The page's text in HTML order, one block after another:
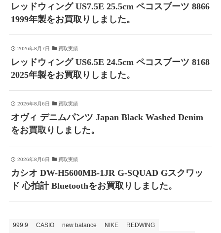
レッドウィング US7.5E 25.5cm ペコスブーツ 8866
1999年製をお買取りしました。
2026年8月7日 買取実績
レッドウィング US6.5E 24.5cm ペコスブーツ 8168
2025年製をお買取りしました。
2026年8月6日 買取実績
オヴィ デニムパンツ Japan Black Washed Denim
をお買取りしました。
2026年8月6日 買取実績
カシオ DW-H5600MB-1JR G-SQUAD Gスクワッ
ド 心拍計 Bluetoothをお買取りしました。
999.9 CASIO new balance NIKE
REDWING